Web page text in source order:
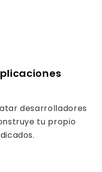
desarrolladores
tu propio